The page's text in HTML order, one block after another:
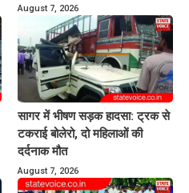
August 7, 2026
सागर में भीषण सड़क हादसा: ट्रक से
टकराई बोलेरो, दो महिलाओं की
दर्दनाक मौत
August 7, 2026